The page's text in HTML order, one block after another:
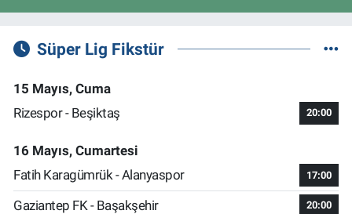
Süper Lig Fikstür
15 Mayıs, Cuma
Rizespor - Beşiktaş
20:00
16 Mayıs, Cumartesi
Fatih Karagümrük - Alanyaspor
17:00
Gaziantep FK - Başakşehir 20:00